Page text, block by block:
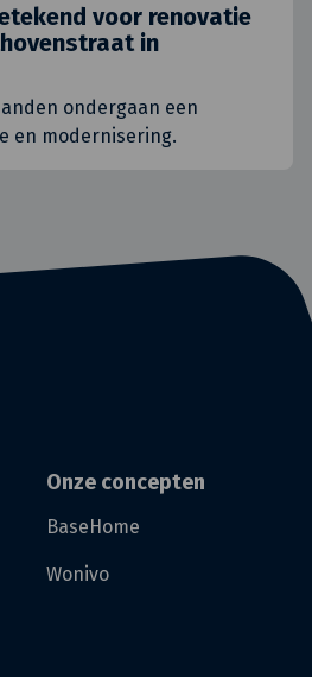
voor renovatie
in
ondergaan een
en modernisering.
Onze concepten
BaseHome
Wonivo